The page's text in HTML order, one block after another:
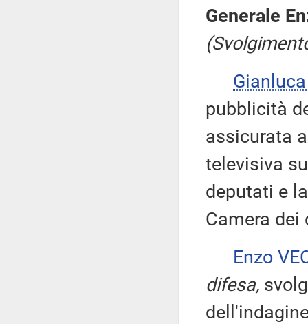
Generale
pubblicità
assicurata
televisiva
deputati e
Camera dei
Enzo
difesa,